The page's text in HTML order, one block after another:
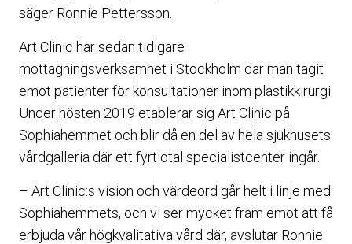
säger Ronnie Pettersson.
Art Clinic har sedan tidigare
mottagningsverksamhet i Stockholm där man tagit
emot patienter för konsultationer inom plastikkirurgi.
Under hösten 2019 etablerar sig Art Clinic på
Sophiahemmet och blir då en del av hela sjukhusets
vårdgalleria där ett fyrtiotal specialistcenter ingår.
– Art Clinic:s vision och värdeord går helt i linje med
Sophiahemmets, och vi ser mycket fram emot att få
erbjuda vår högkvalitativa vård där, avslutar Ronnie